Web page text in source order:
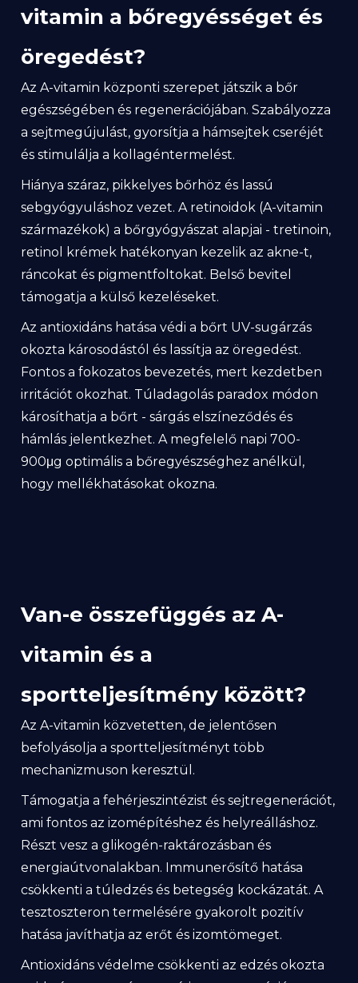
vitamin a bőregyésséget és
öregedést?
Az A-vitamin központi szerepet játszik a bőr
egészségében és regenerációjában. Szabályozza
a sejtmegújulást, gyorsítja a hámsejtek cseréjét
és stimulálja a kollagéntermelést.
Hiánya száraz, pikkelyes bőrhöz és lassú
sebgyógyuláshoz vezet. A retinoidok (A-vitamin
származékok) a bőrgyógyászat alapjai - tretinoin,
retinol krémek hatékonyan kezelik az akne-t,
ráncokat és pigmentfoltokat. Belső bevitel
támogatja a külső kezeléseket.
Az antioxidáns hatása védi a bőrt UV-sugárzás
okozta károsodástól és lassítja az öregedést.
Fontos a fokozatos bevezetés, mert kezdetben
irritációt okozhat. Túladagolás paradox módon
károsíthatja a bőrt - sárgás elszíneződés és
hámlás jelentkezhet. A megfelelő napi 700-
900μg optimális a bőregyészséghez anélkül,
hogy mellékhatásokat okozna.
Van-e összefüggés az A-
vitamin és a
sportteljesítmény között?
Az A-vitamin közvetetten, de jelentősen
befolyásolja a sportteljesítményt több
mechanizmuson keresztül.
Támogatja a fehérjeszintézist és sejtregenerációt,
ami fontos az izomépítéshez és helyreálláshoz.
Részt vesz a glikogén-raktározásban és
energiaútvonalakban. Immunerősítő hatása
csökkenti a túledzés és betegség kockázatát. A
tesztoszteron termelésére gyakorolt pozitív
hatása javíthatja az erőt és izomtömeget.
Antioxidáns védelme csökkenti az edzés okozta